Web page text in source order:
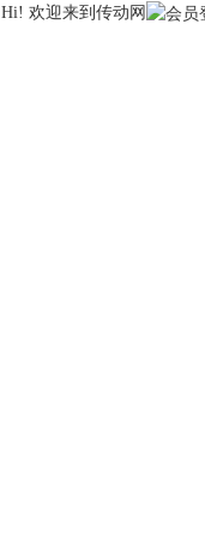
Hi! 欢迎来到传动网